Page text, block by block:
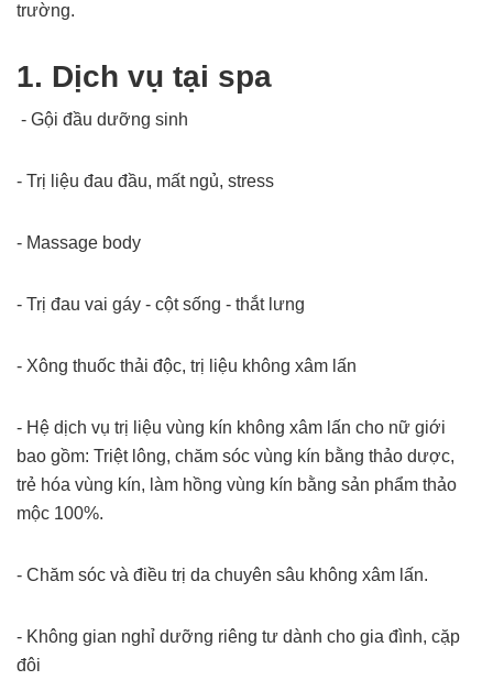
trường.
1. Dịch vụ tại spa
- Gội đầu dưỡng sinh
- Trị liệu đau đầu, mất ngủ, stress
- Massage body
- Trị đau vai gáy - cột sống - thắt lưng
- Xông thuốc thải độc, trị liệu không xâm lấn
- Hệ dịch vụ trị liệu vùng kín không xâm lấn cho nữ giới
bao gồm: Triệt lông, chăm sóc vùng kín bằng thảo dược,
trẻ hóa vùng kín, làm hồng vùng kín bằng sản phẩm thảo
mộc 100%.
- Chăm sóc và điều trị da chuyên sâu không xâm lấn.
- Không gian nghỉ dưỡng riêng tư dành cho gia đình, cặp
đôi